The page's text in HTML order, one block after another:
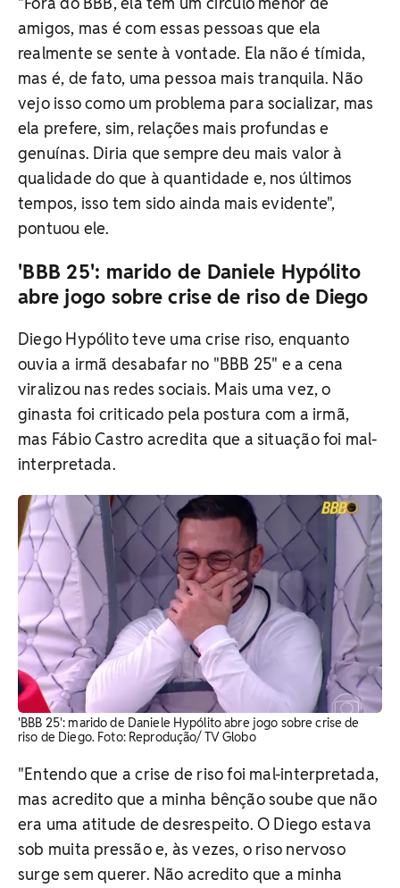
amigos, mas é com essas pessoas que ela
realmente se sente à vontade. Ela não é tímida,
mas é, de fato, uma pessoa mais tranquila. Não
vejo isso como um problema para socializar, mas
ela prefere, sim, relações mais profundas e
genuínas. Diria que sempre deu mais valor à
qualidade do que à quantidade e, nos últimos
tempos, isso tem sido ainda mais evidente",
pontuou ele.
'BBB 25': marido de Daniele Hypólito
abre jogo sobre crise de riso de Diego
Diego Hypólito teve uma crise riso, enquanto
ouvia a irmã desabafar no "BBB 25" e a cena
viralizou nas redes sociais. Mais uma vez, o
ginasta foi criticado pela postura com a irmã,
mas Fábio Castro acredita que a situação foi mal-
interpretada.
'BBB 25': marido de Daniele Hypólito abre jogo sobre crise de
riso de Diego. Foto: Reprodução/ TV Globo
"Entendo que a crise de riso foi mal-interpretada,
mas acredito que a minha bênção soube que não
era uma atitude de desrespeito. O Diego estava
sob muita pressão e, às vezes, o riso nervoso
surge sem querer. Não acredito que a minha